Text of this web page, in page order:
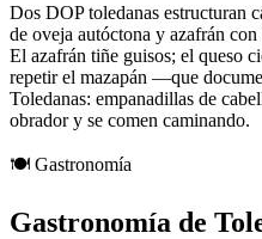
Dos DOP toledanas estructuran
de oveja autóctona y azafrán
El azafrán tiñe guisos; el queso
repetir el mazapán —que
Toledanas: empanadillas de
obrador y se comen caminando.
🍽️ Gastronomía
Gastronomía de